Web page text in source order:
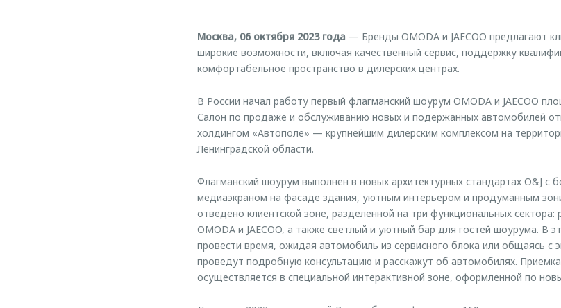
Москва, 06 октября 2023 года — Бренды OMODA и JAECOO предлагают
широкие возможности, включая качественный сервис, поддержку
комфортабельное пространство в дилерских центрах.
В России начал работу первый флагманский шоурум OMODA и JAECOO
Салон по продаже и обслуживанию новых и подержанных автомобилей
холдингом «Автополе» — крупнейшим дилерским комплексом на
Ленинградской области.
Флагманский шоурум выполнен в новых архитектурных стандартах O&J с
медиаэкраном на фасаде здания, уютным интерьером и продуманным
отведено клиентской зоне, разделенной на три функциональных сектора:
OMODA и JAECOO, а также светлый и уютный бар для гостей шоурума. В
провести время, ожидая автомобиль из сервисного блока или общаясь с
проведут подробную консультацию и расскажут об автомобилях. Приемка
осуществляется в специальной интерактивной зоне, оформленной по